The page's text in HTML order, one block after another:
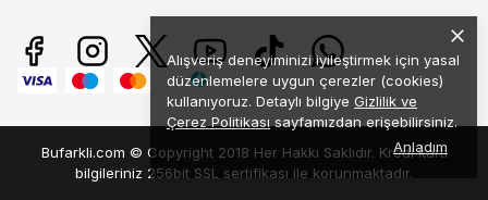
Alışveriş deneyiminizi iyileştirmek için yasal
düzenlemelere uygun çerezler (cookies)
kullanıyoruz. Detaylı bilgiye Gizlilik ve
Çerez Politikası sayfamızdan erişebilirsiniz.
Anladım
Bufarkli.com © Copyright 2018 Her Hakkı Saklıdır. Kredi kartı
bilgileriniz 256bit SSL sertifikası ile korunmaktadır.